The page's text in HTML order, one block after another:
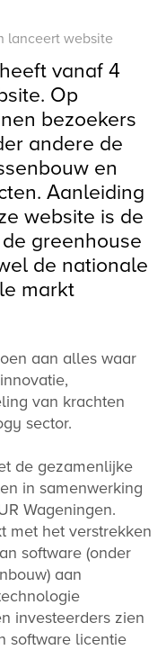
lanceert website
vanaf 4
Op
bezoekers
andere de
en
Aanleiding
website is de
greenhouse
de nationale
markt
aan alles waar
van krachten
sector.
de gezamenlijke
in samenwerking
Wageningen.
met het verstrekken
software (onder
aan
investeerders zien
software licentie